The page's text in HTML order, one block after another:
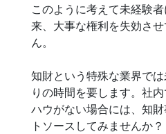
このように考えて未経験
来、大事な権利を失効さ
ん。
知財という特殊な業界で
りの時間を要します。社
ハウがない場合には、知
トソースしてみませんか？